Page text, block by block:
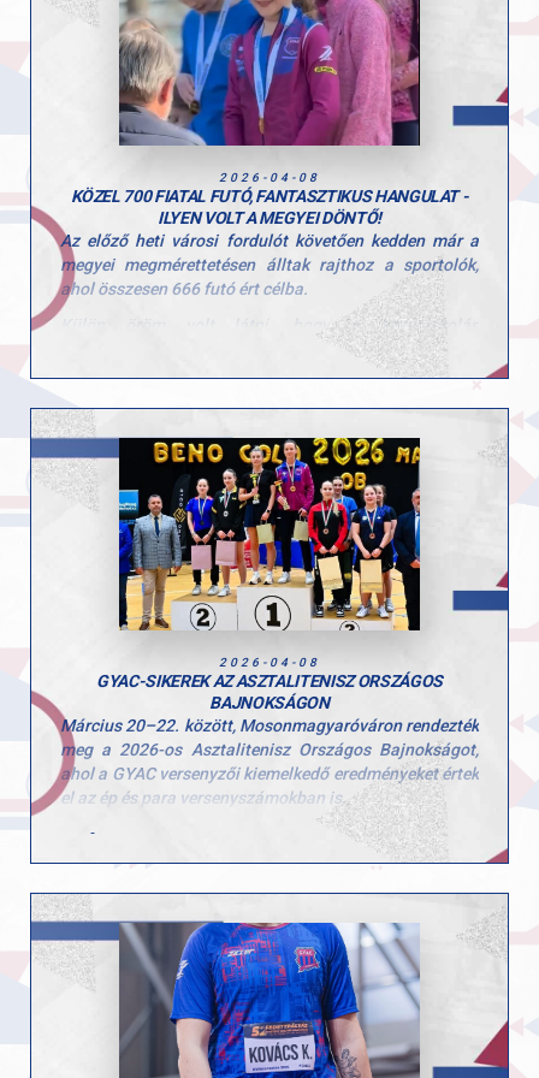
Büszkék vagyunk minden versenyzőnkre és felkészítő
edzőinkre a hétvégi teljesítményért!
Hajrá GYAC!
2026-04-08
KÖZEL 700 FIATAL FUTÓ, FANTASZTIKUS HANGULAT -
ILYEN VOLT A MEGYEI DÖNTŐ!
Az előző heti városi fordulót követően kedden már a
megyei megmérettetésen álltak rajthoz a sportolók,
ahol összesen 666 futó ért célba.
Külön öröm volt látni, hogy a középiskolás
korosztályok (V–VI. kcs) is nagy számban
képviseltették magukat, az elmúlt évekhez képest
Az I–IV. korcsoportban már csak a továbbjutók
versenyezhettek, így minden futamban komoly, 50–60
fős mezőny küzdött az országos döntőbe jutásért.
A legjobbak számára a következő állomás az Országos
Döntő, amely Gödöllőn kerül megrendezésre április 15-
ülön büszkék vagyunk azokra a GYAC-os sportolókra,
akik kiváló teljesítményükkel kvalifikálták magukat az
2026-04-08
GYAC-SIKEREK AZ ASZTALITENISZ ORSZÁGOS
BAJNOKSÁGON
Március 20–22. között, Mosonmagyaróváron rendezték
meg a 2026-os Asztalitenisz Országos Bajnokságot,
ahol a GYAC versenyzői kiemelkedő eredményeket értek
el az ép és para versenyszámokban is.
Bálint Bernadett női párosban – Nagyváradi
Mercédesszel magyar bajnok lett, ezzel
Szvitacs Alexa a para Országos Bajnokság női
egyéni versenyszámában bajnoki címet szerzett.
Csonka András para egyéniben ezüstérmes lett,
valamint párosban bajnoki címet nyert, míg
vegyes párosban szintén ezüstérmet szerzett.
Versenyzőink három nap alatt rengeteg izgalmas